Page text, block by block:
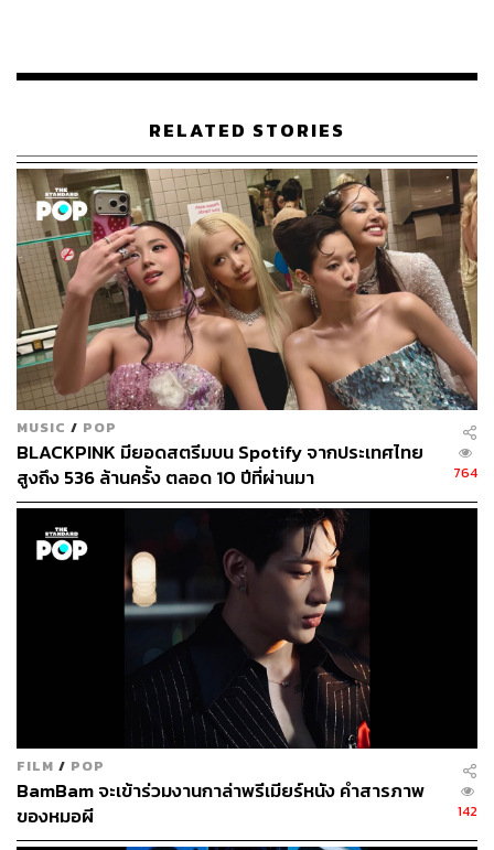
ภาพ: BamBam1A / X (Twitter)
ขยับตัวครั้งที่ 1: แฮชแท็ก #ที่อยู่ร้าน
นอกจากการร้อง การเต้น และการเป็นไอดอล อาหารไทยก็
คงจะเป็นอีกอย่างที่แบมแบมขาดไม่ได้ (จนถึงขั้นตำส้มตำใน
รายการที่เกาหลีก็ทำมาแล้ว) ดังนั้นทุกครั้งที่แบมแบมได้มี
โอกาสเหยียบประเทศไทย แฟนๆ ก็จะได้เห็นศิลปินหนุ่มโพสต์
รูปอาหารจานโปรด หรือไปปรากฏตัวอยู่ตามร้านอร่อยมุม
โน้นมุมนี้ของกรุงเทพฯ อยู่เสมอ
จนวันที่ 23 กุมภาพันธ์ที่ผ่านมา แบมแบมก็ได้โพสต์ข้อความ
ลงบนแพลตฟอร์ม X (Twitter) ขอให้แฟนๆ ช่วยแนะนำร้าน
อาหารริมถนนน่าลองผ่านแฮชแท็ก #ที่อยู่ร้าน ซึ่งเหล่าแฟน
คลับก็ให้ความร่วมมือเป็นอย่างดีด้วยการโพสต์แนะนำร้าน
โปรดของตัวเอง ในขณะที่ชาวเน็ตก็เข้ามาส่องร้านน่าลอง
เก็บไว้ไปตามรอยกัน จนทำให้แฮชแท็กนี้ขึ้นสู่เทรนด์อันดับ 1
ประเทศไทยอย่างรวดเร็ว
จากร้านอาหารนับร้อยที่ถูกแนะนำ ร้านที่แบมแบมปักหมุดไป
ชิมก็คือร้าน ‘รสมือแม่’ ร้านอาหารตามสั่งเล็กๆ ในซอยจุฬา
15 ที่โดดเด่นด้วยรสชาติและหมูกรอบหน้าตาน่ากิน ซึ่งแบม
แบมก็ได้ถ่ายรูปโพสต์ลง X (Twitter) ส่งการบ้านให้แฟนๆ ได้
ชมกันด้วย
RELATED STORIES
MUSIC / POP
BLACKPINK มียอดสตรีมบน Spotify จากประเทศไทย
สูงถึง 536 ล้านครั้ง ตลอด 10 ปีที่ผ่านมา
764
FILM / POP
BamBam จะเข้าร่วมงานกาล่าพรีเมียร์หนัง คำสารภาพ
ของหมอผี
142